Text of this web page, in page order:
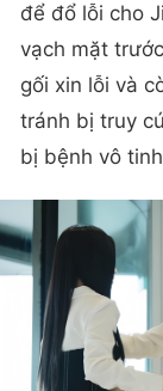
để đổ lỗi cho
vạch mặt
gối xin lỗi và
tránh bị truy
bị bệnh vô